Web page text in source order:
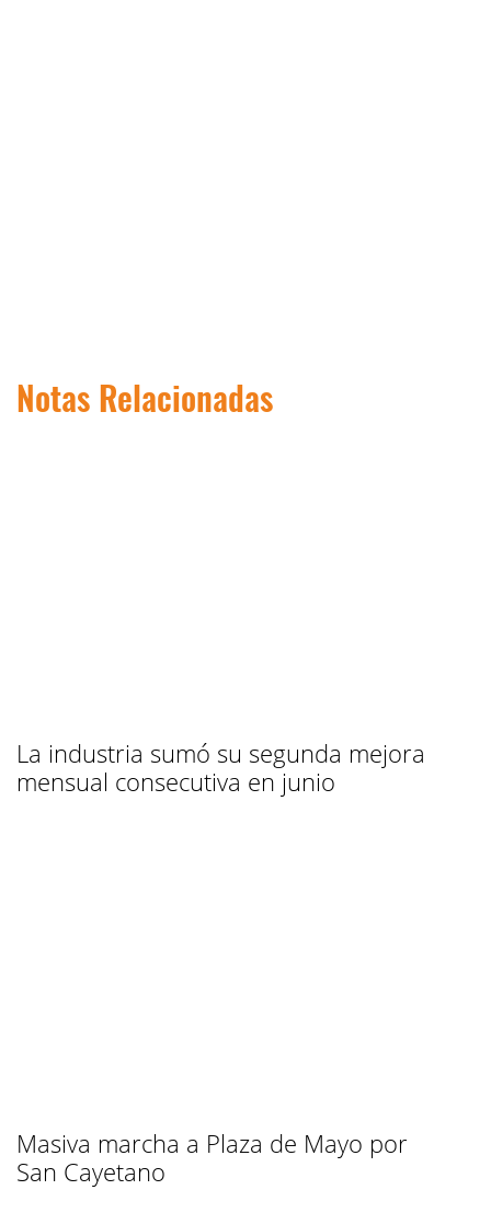
Notas Relacionadas
La industria sumó su segunda mejora
mensual consecutiva en junio
Masiva marcha a Plaza de Mayo por
San Cayetano